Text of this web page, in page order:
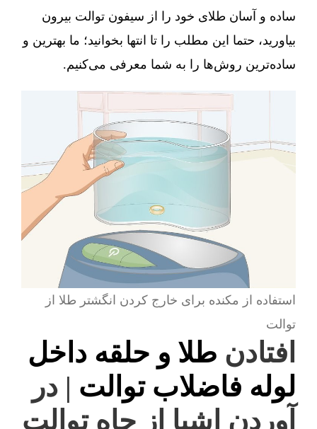
ساده و آسان طلای خود را از سیفون توالت بیرون
بیاورید، حتما این مطلب را تا انتها بخوانید؛ ما بهترین و
ساده‌ترین روش‌ها را به شما معرفی می‌کنیم.
استفاده از مکنده برای خارج کردن انگشتر طلا از
توالت
افتادن طلا و حلقه داخل
لوله فاضلاب توالت | در
آوردن اشیا از چاه توالت